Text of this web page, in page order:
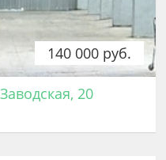
140 000 руб.
20